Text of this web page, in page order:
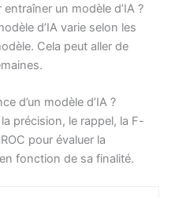
un modèle d’IA ?
d’IA varie selon les
Cela peut aller de
d’un modèle d’IA ?
précision, le rappel, la F-
pour évaluer la
fonction de sa finalité.